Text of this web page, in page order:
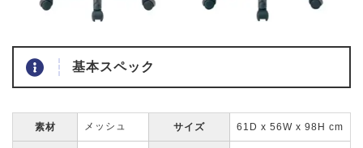
基本スペック
素材 メッシュ サイズ 61D x 56W x 98H cm